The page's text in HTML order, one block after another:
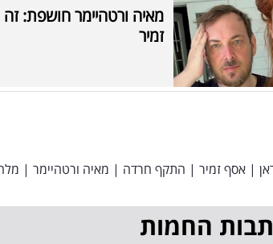
מאיה ורטהיימר חושפת:
זמיר
| אסף זמיר | התקף חרדה | מאיה ורטהיימר |
החמות